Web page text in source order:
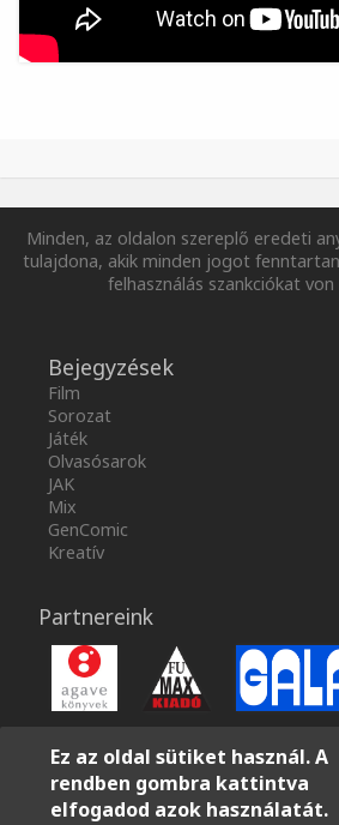
Minden, az oldalon szereplő eredeti
tulajdona, akik minden jogot
felhasználás szankciókat
Bejegyzések
Film
Sorozat
Játék
Olvasósarok
JAK
Mix
GenComic
Kreatív
Partnereink
Ez az oldal sütiket használ. A
rendben gombra kattintva
elfogadod azok használatát.